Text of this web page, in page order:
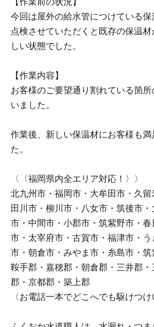
今回は屋外の給水管につけている
点検させていただくと既存の保温
しい状態でした。
【作業内容】
お客様のご要望通り割れている箇
いました。
作業後、新しい保温材にお客様も
た。
〈〈福岡県内全エリア対応！〉〉
北九州市・福岡市・大牟田市・久留
田川市・柳川市・八女市・筑後市
市・中間市・小郡市・筑紫野市・
市・太宰府市・古賀市・福津市・
市・朝倉市・みやま市・糸島市・筑
鞍手郡・嘉穂郡・朝倉郡・三井郡・
郡・京都郡・築上郡
〈お電話一本でどこへでも駆けつけ